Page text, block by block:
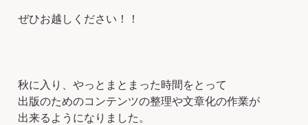
ぜひお越しください！！
秋に入り、やっとまとまった時間をとって
出版のためのコンテンツの整理や文章化の作業が
出来るようになりました。